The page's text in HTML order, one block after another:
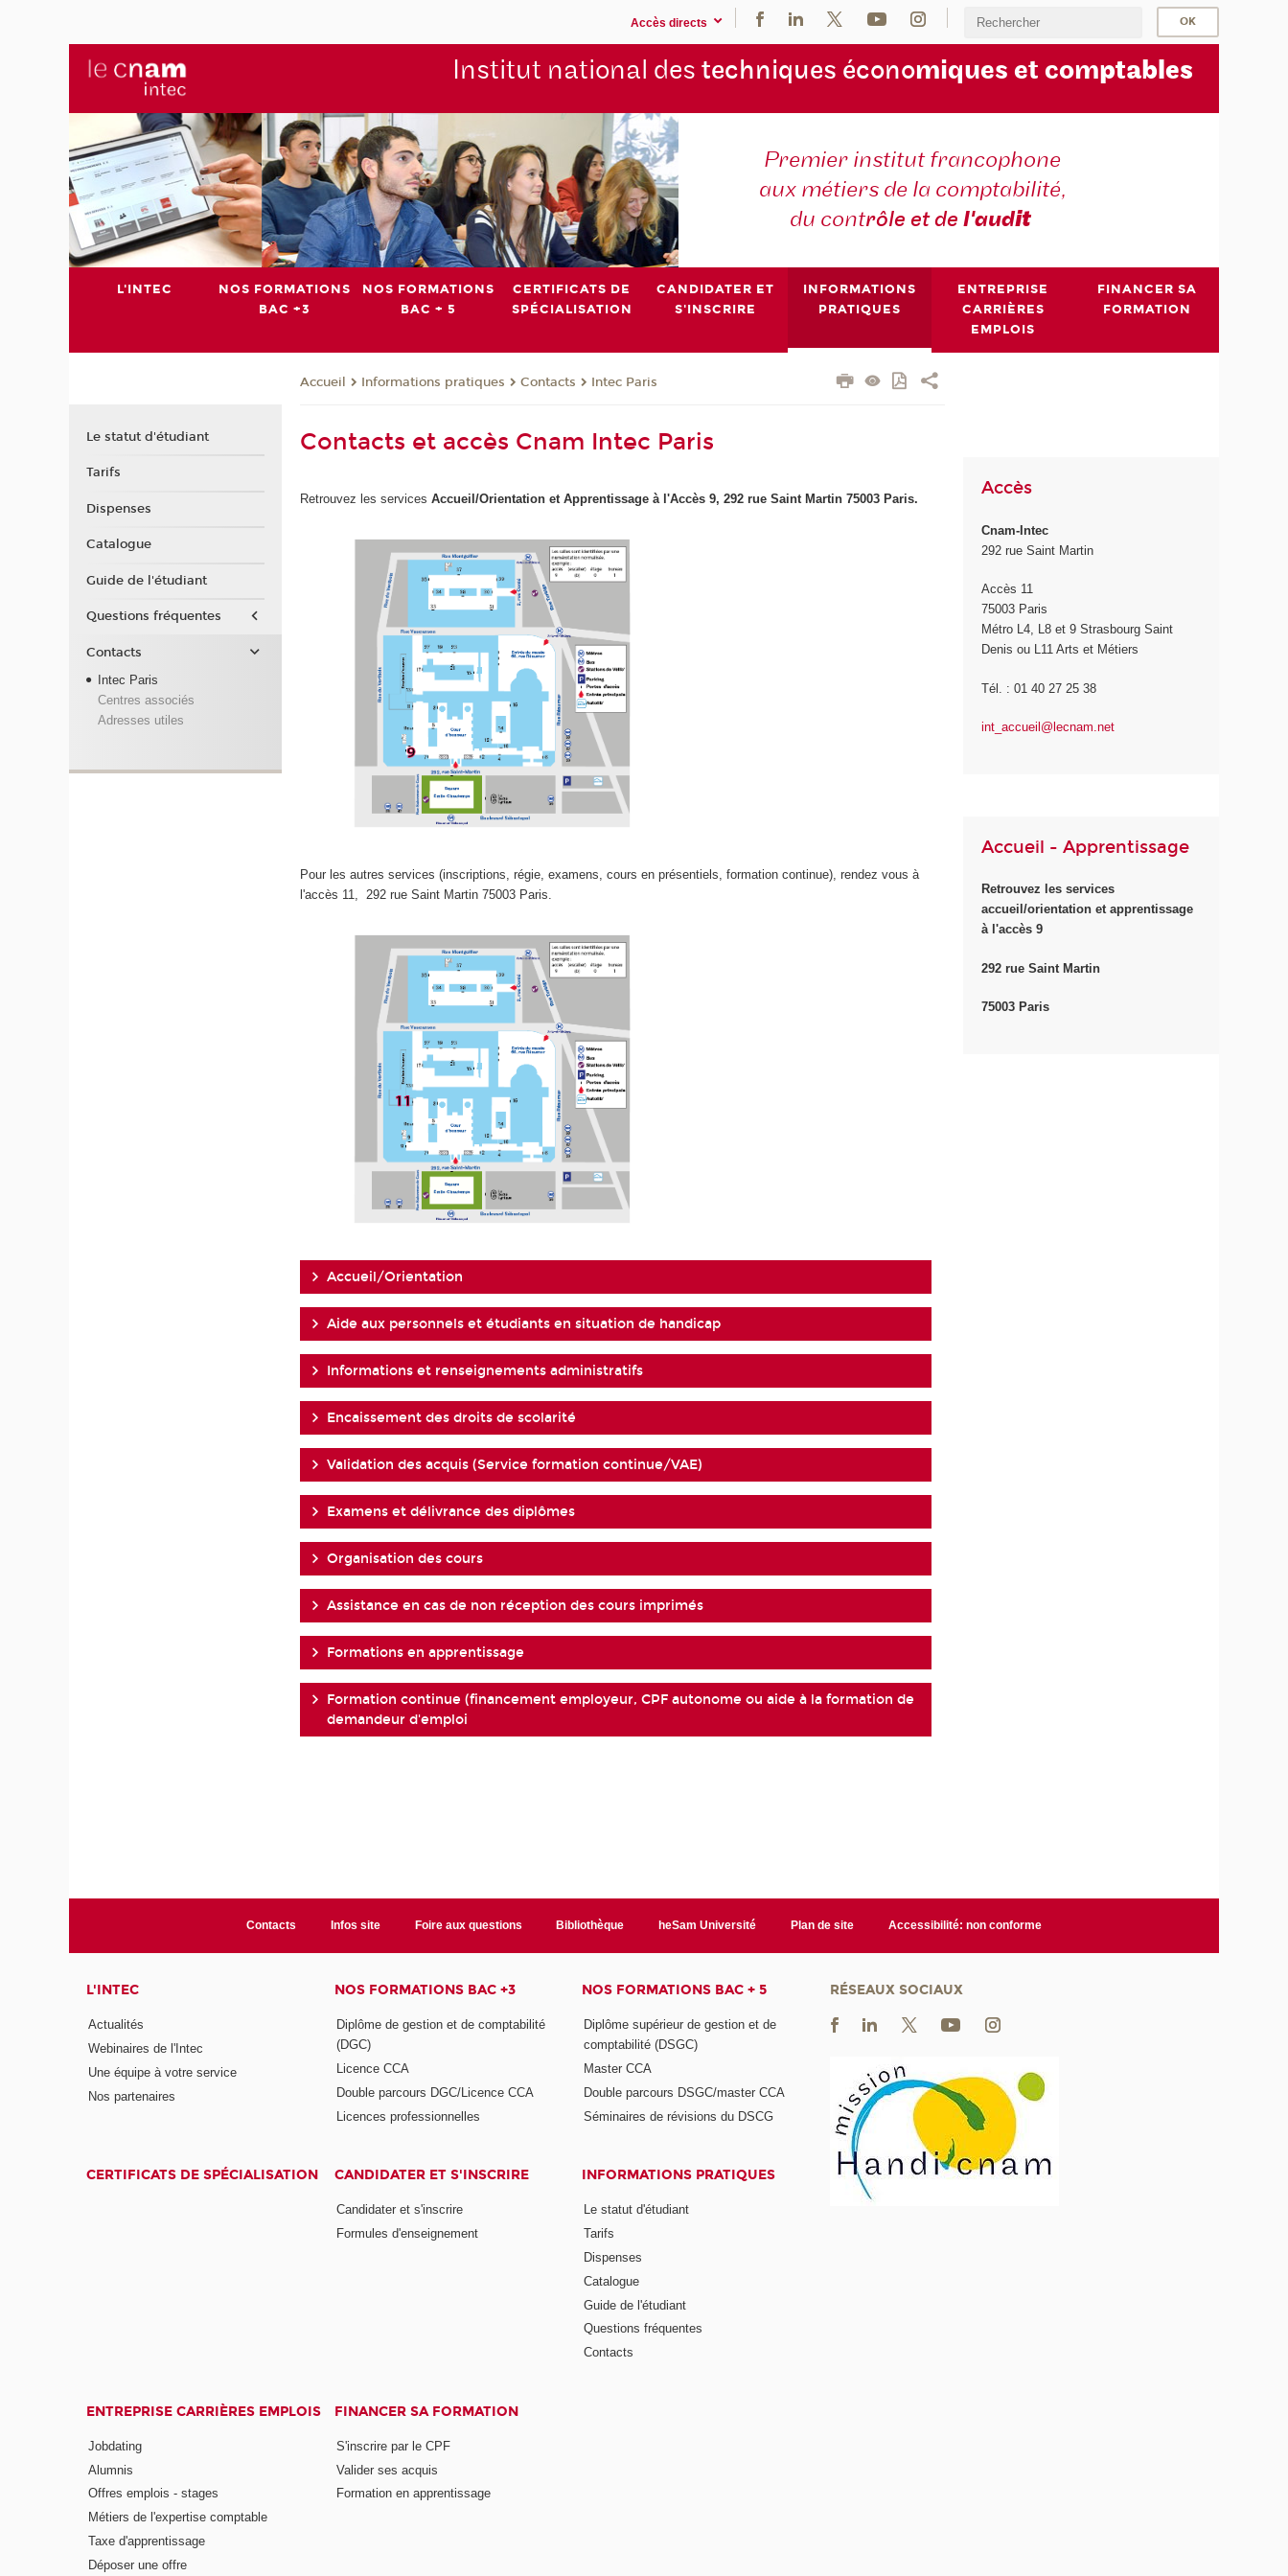
Accès directs
Institut national des techniques économiques et comptables
Premier institut francophone
aux métiers de la comptabilité,
du contrôle et del'audit
L'INTEC
NOS FORMATIONS
BAC +3
NOS FORMATIONS
BAC + 5
CERTIFICATS DE
SPÉCIALISATION
CANDIDATER ET
S'INSCRIRE
INFORMATIONS
PRATIQUES
ENTREPRISE
CARRIÈRES
EMPLOIS
FINANCER SA
FORMATION
Accueil Informations pratiques Contacts Intec Paris
Contacts et accès Cnam Intec Paris
Retrouvez les services Accueil/Orientation et Apprentissage à l'Accès 9, 292 rue Saint Martin 75003 Paris.
Pour les autres services (inscriptions, régie, examens, cours en présentiels, formation continue), rendez vous à
l'accès 11,
292 rue Saint Martin 75003 Paris.
Accueil/Orientation
Aide aux personnels et étudiants en situation de handicap
Informations et renseignements administratifs
Encaissement des droits de scolarité
Validation des acquis (Service formation continue/VAE)
Examens et délivrance des diplômes
Organisation des cours
Assistance en cas de non réception des cours imprimés
Formations en apprentissage
Formation continue (financement employeur, CPF autonome ou aide à la formation de
demandeur d'emploi
Accès
Cnam-Intec
292 rue Saint Martin
Accès 11
75003 Paris
Métro L4, L8 et 9 Strasbourg Saint
Denis ou L11 Arts et Métiers
Tél. : 01 40 27 25 38
int_accueil@lecnam.net
Accueil - Apprentissage
Retrouvez les services
accueil/orientation et apprentissage
à l'accès 9
292 rue Saint Martin
75003 Paris
Le statut d'étudiant
Tarifs
Dispenses
Catalogue
Guide de l'étudiant
Questions fréquentes
Contacts
Intec Paris
Centres associés
Adresses utiles
Contacts Infos site Foire aux questions Bibliothèque heSam Université Plan de site Accessibilité: non conforme
L'INTEC
Actualités
Webinaires de l'Intec
Une équipe à votre service
Nos partenaires
NOS FORMATIONS BAC +3
Diplôme de gestion et de comptabilité
(DGC)
Licence CCA
Double parcours DGC/Licence CCA
Licences professionnelles
NOS FORMATIONS BAC + 5
Diplôme supérieur de gestion et de
comptabilité (DSGC)
Master CCA
Double parcours DSGC/master CCA
Séminaires de révisions du DSCG
CERTIFICATS DE SPÉCIALISATION CANDIDATER ET S'INSCRIRE
Candidater et s'inscrire
Formules d'enseignement
INFORMATIONS PRATIQUES
Le statut d'étudiant
Tarifs
Dispenses
Catalogue
Guide de l'étudiant
Questions fréquentes
Contacts
ENTREPRISE CARRIÈRES EMPLOIS
Jobdating
Alumnis
Offres emplois - stages
Métiers de l'expertise comptable
Taxe d'apprentissage
Déposer une offre
FINANCER SA FORMATION
S'inscrire par le CPF
Valider ses acquis
Formation en apprentissage
RÉSEAUX SOCIAUX